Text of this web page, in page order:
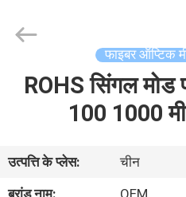
होम
हमारे
Enterprise
Management
Reserved.
फाइबर ऑप्टिक
ROHS सिंगल मोड
100 1000
उत्पत्ति के प्लेस:
चीन